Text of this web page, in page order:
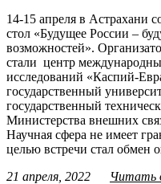
14-15 апреля в Астрахани
стол «Будущее России –
возможностей».
стали центр
исследований «Каспий-
государственный
государственный
Министерства внешних
Научная сфера не имеет
целью встречи стал
21 апреля, 2022
Читать